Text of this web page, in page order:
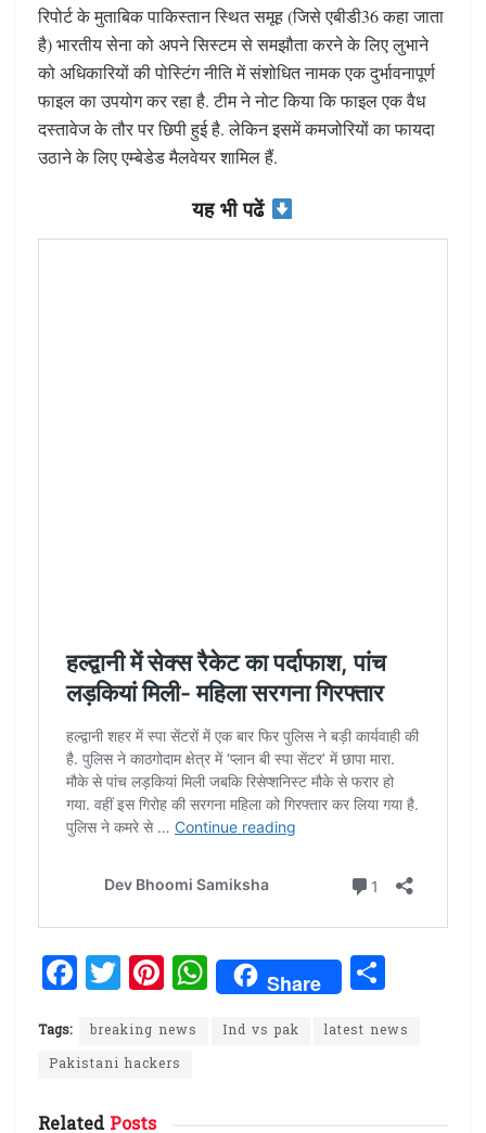
रिपोर्ट के मुताबिक पाकिस्तान स्थित समूह (जिसे एबीडी36 कहा जाता
है) भारतीय सेना को अपने सिस्टम से समझौता करने के लिए लुभाने
को अधिकारियों की पोस्टिंग नीति में संशोधित नामक एक दुर्भावनापूर्ण
फाइल का उपयोग कर रहा है. टीम ने नोट किया कि फाइल एक वैध
दस्तावेज के तौर पर छिपी हुई है. लेकिन इसमें कमजोरियों का फायदा
उठाने के लिए एम्बेडेड मैलवेयर शामिल हैं.
यह भी पढें
F
a
ce
b
o
T
w
it
te
r
Pi
n
te
re
W
h
at
Share
ar
Tags: breaking news Ind vs pak
latest news
Pakistani hackers
RelatedPosts